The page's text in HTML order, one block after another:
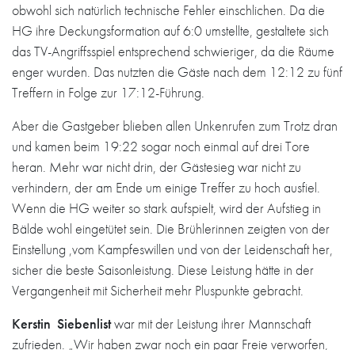
obwohl sich natürlich technische Fehler einschlichen. Da die
HG ihre Deckungsformation auf 6:0 umstellte, gestaltete sich
das TV-Angriffsspiel entsprechend schwieriger, da die Räume
enger wurden. Das nutzten die Gäste nach dem 12:12 zu fünf
Treffern in Folge zur 17:12-Führung.
Aber die Gastgeber blieben allen Unkenrufen zum Trotz dran
und kamen beim 19:22 sogar noch einmal auf drei Tore
heran. Mehr war nicht drin, der Gästesieg war nicht zu
verhindern, der am Ende um einige Treffer zu hoch ausfiel.
Wenn die HG weiter so stark aufspielt, wird der Aufstieg in
Bälde wohl eingetütet sein. Die Brühlerinnen zeigten von der
Einstellung ,vom Kampfeswillen und von der Leidenschaft her,
sicher die beste Saisonleistung. Diese Leistung hätte in der
Vergangenheit mit Sicherheit mehr Pluspunkte gebracht.
Kerstin Siebenlistwar mit der Leistung ihrer Mannschaft
zufrieden. „Wir haben zwar noch ein paar Freie verworfen,